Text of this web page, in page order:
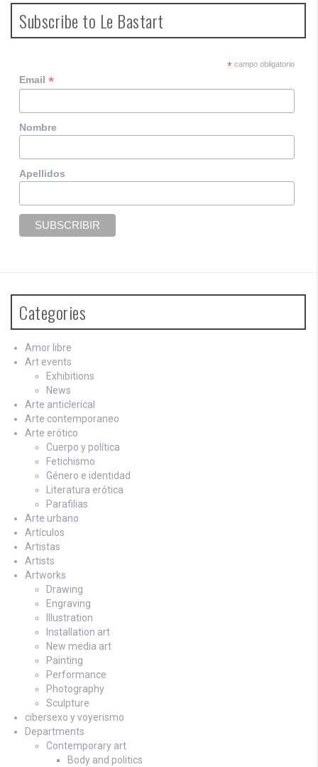
t
s
n
a
v
i
g
a
t
i
n
Subscribe to Le Bastart
*campo obligatorio
Email*
Nombre
Apellidos
Categories
Amor libre
Art events
Exhibitions
News
Arte anticlerical
Arte contemporaneo
Arte erótico
Cuerpo y política
Fetichismo
Género e identidad
Literatura erótica
Parafilias
Arte urbano
Artículos
Artistas
Artists
Artworks
Drawing
Engraving
Illustration
Installation art
New media art
Painting
Performance
Photography
Sculpture
cibersexo y voyerismo
Departments
Contemporary art
Body and politics